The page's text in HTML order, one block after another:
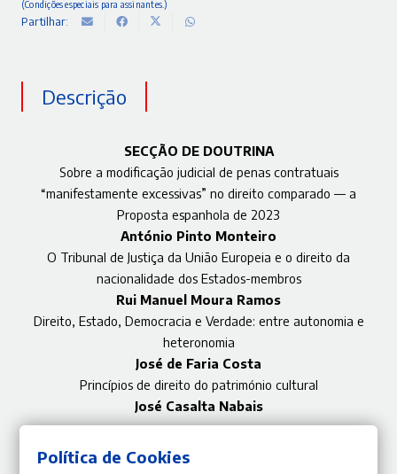
(Condições especiais para assinantes.)
Partilhar:
Descrição
SECÇÃO DE DOUTRINA
Sobre a modificação judicial de penas contratuais
“manifestamente excessivas” no direito comparado — a
Proposta espanhola de 2023
António Pinto Monteiro
O Tribunal de Justiça da União Europeia e o direito da
nacionalidade dos Estados-membros
Rui Manuel Moura Ramos
Direito, Estado, Democracia e Verdade: entre autonomia e
heteronomia
José de Faria Costa
Princípios de direito do património cultural
José Casalta Nabais
STRE — Acórdão de 11/07/2024 (Uma “coisa boa” mesmo má)
Política de Cookies